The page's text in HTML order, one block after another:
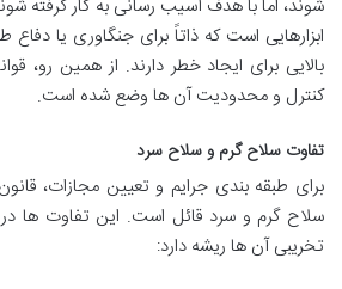
شوند، اما با هدف آسیب رسانی به کار گرفته
ابزارهایی است که ذاتاً برای جنگاوری یا
بالایی برای ایجاد خطر دارند. از همین رو،
کنترل و محدودیت آن ها وضع شده است.
تفاوت سلاح گرم و سلاح سرد
برای طبقه بندی جرایم و تعیین مجازات،
سلاح گرم و سرد قائل است. این تفاوت ها
تخریبی آن ها ریشه دارد: